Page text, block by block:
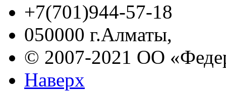
+7(701)944-57-18
050000 г.Алматы,
© 2007-2021 ОО
Наверх